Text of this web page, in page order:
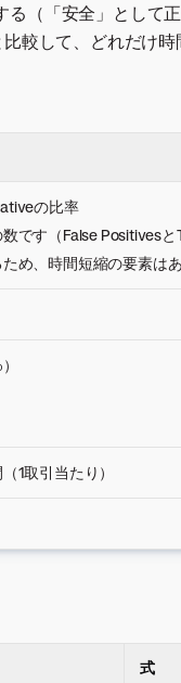
る（「安全」として
較して、どれだけ時
の比率
です（False Positives
め、時間短縮の要素はあ
1取引当たり）
式